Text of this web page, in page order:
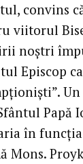
convins
viitorul
noștri
Episcop
Papă
în funcția
Mons.